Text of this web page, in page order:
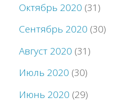
Октябрь 2020 (31)
Сентябрь 2020 (30)
Август 2020 (31)
Июль 2020 (30)
Июнь 2020 (29)